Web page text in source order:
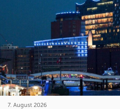
7. August 2026